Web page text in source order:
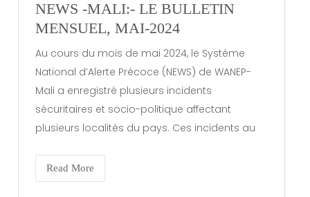
NEWS -MALI:- LE BULLETIN
MENSUEL, MAI-2024
Au cours du mois de mai 2024, le Système
National d’Alerte Précoce (NEWS) de WANEP-
Mali a enregistré plusieurs incidents
sécuritaires et socio-politique affectant
plusieurs localités du pays. Ces incidents au
Read More